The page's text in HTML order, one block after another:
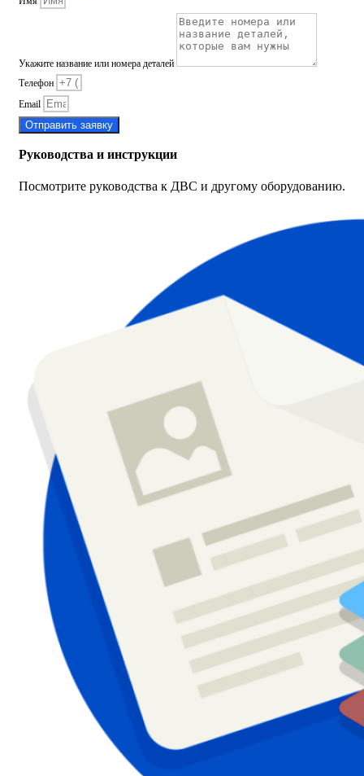
Укажите название или номера деталей
Телефон
Email
Отправить заявку
Руководства и инструкции
Посмотрите руководства к ДВС и другому оборудованию.